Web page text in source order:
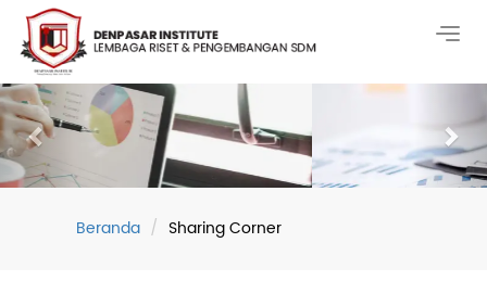
Previous
Beranda Sharing Corner